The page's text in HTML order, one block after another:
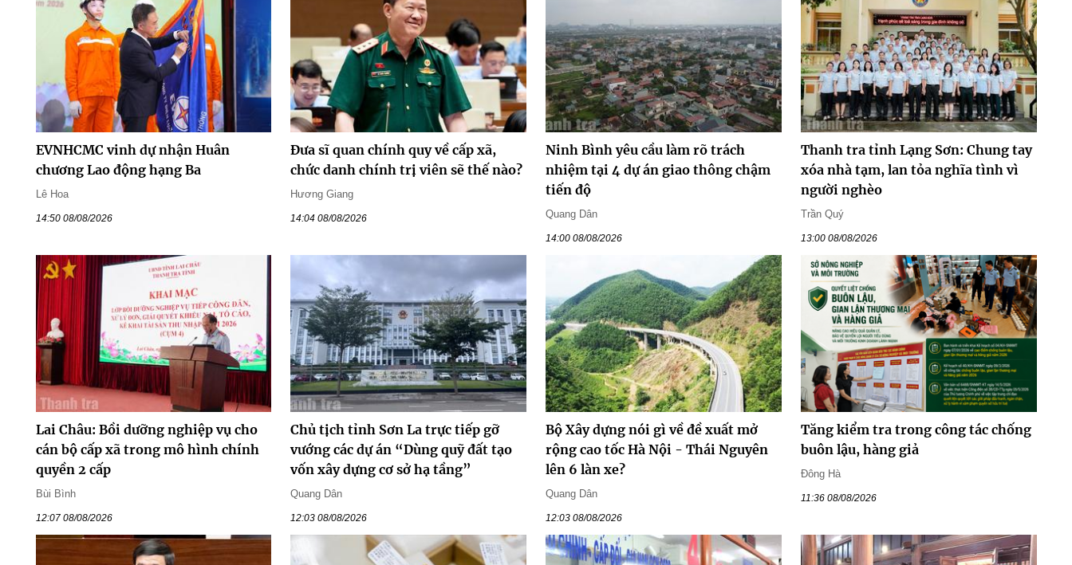
EVNHCMC vinh dự nhận Huân
chương Lao động hạng Ba
Lê Hoa
14:50 08/08/2026
Đưa sĩ quan chính quy về cấp xã,
chức danh chính trị viên sẽ thế nào?
Hương Giang
14:04 08/08/2026
Ninh Bình yêu cầu làm rõ trách
nhiệm tại 4 dự án giao thông chậm
tiến độ
Quang Dân
14:00 08/08/2026
Thanh tra tỉnh Lạng Sơn: Chung tay
xóa nhà tạm, lan tỏa nghĩa tình vì
người nghèo
Trần Quý
13:00 08/08/2026
Lai Châu: Bồi dưỡng nghiệp vụ cho
cán bộ cấp xã trong mô hình chính
quyền 2 cấp
Bùi Bình
12:07 08/08/2026
Chủ tịch tỉnh Sơn La trực tiếp gỡ
vướng các dự án “Dùng quỹ đất tạo
vốn xây dựng cơ sở hạ tầng”
Quang Dân
12:03 08/08/2026
Bộ Xây dựng nói gì về đề xuất mở
rộng cao tốc Hà Nội - Thái Nguyên
lên 6 làn xe?
Quang Dân
12:03 08/08/2026
Tăng kiểm tra trong công tác chống
buôn lậu, hàng giả
Đông Hà
11:36 08/08/2026